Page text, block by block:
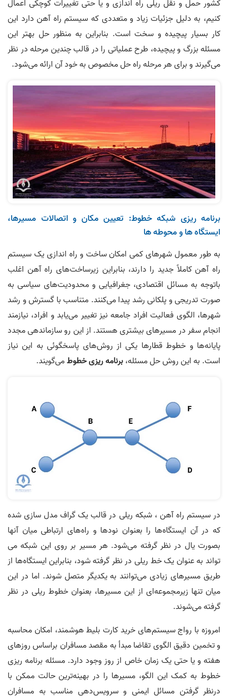
کشور حمل و نقل ریلی راه اندازی و یا حتی تغییرات کوچکی اعمال
کنیم، به دلیل جزئیات زیاد و متعددی که سیستم راه آهن دارد این
کار بسیار پیچیده و سخت است. بنابراین به منظور حل بهتر این
مسئله بزرگ و پیچیده، طرح عملیاتی را در قالب چندین مرحله در نظر
می‌گیرند و برای هر مرحله راه حل مخصوص به خود آن ارائه می‌شود.
برنامه ریزی شبکه خطوط: تعیین مکان و اتصالات مسیرها،
ایستگاه ها و محوطه ها
به طور معمول شهرهای کمی امکان ساخت و راه‌ ­اندازی یک سیستم
راه آهن کاملاً جدید را دارند، بنابراین زیرساخت­‌های راه آهن اغلب
باتوجه به مسائل اقتصادی، جغرافیایی و محدودیت­‌های سیاسی به
صورت تدریجی و پلکانی رشد پیدا می­‌کنند. متناسب با گسترش و رشد
شهرها، الگوی فعالیت افراد جامعه نیز تغییر می‌­یابد و افراد، نیازمند
انجام سفر در مسیرهای بیشتری هستند. از این رو سازماندهی مجدد
پایانه­‌ها و خطوط قطارها یکی از روش­‌های پاسخگوئی به این نیاز
است. به این روش حل مسئله،برنامه ریزی خطوطمی­‌گویند.
در سیستم راه ­‌آهن ، شبکه ریلی در قالب یک گراف مدل سازی شده
که در آن ایستگاه­‌ها را بعنوان نودها و راه­‌های ارتباطی میان آن­ها
بصورت یال در نظر گرفته می‌­شود. هر مسیر بر روی این شبکه می­‌
تواند به عنوان یک خط ریلی در نظر گرفته شود، بنابراین ایستگاه‌­ها از
طریق مسیرهای زیادی می­‌توانند به یکدیگر متصل شوند. اما در این
میان تنها زیرمجموعه‌­ای از این مسیرها، بعنوان خطوط ریلی در نظر
گرفته می‌­شوند.
امروزه با رواج سیستم­‌های خرید کارت بلیط هوشمند، امکان محاسبه
و تخمین دقیق الگوی تقاضا مبدأ به مقصد مسافران براساس روزهای
هفته و یا حتی یک زمان خاص از روز وجود دارد. مسئله برنامه ­ریزی
خطوط به کمک این الگو، مسیرها را در بهینه‌ترین حالت ممکن با
درنظر گرفتن مسائل ایمنی و سرویس­‌دهی مناسب به مسافران